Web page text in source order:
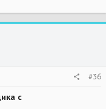
#36
с